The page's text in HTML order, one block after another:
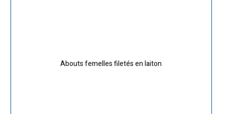
Abouts femelles filetés en laiton